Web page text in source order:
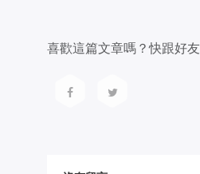
喜歡這篇文章嗎？快跟好友